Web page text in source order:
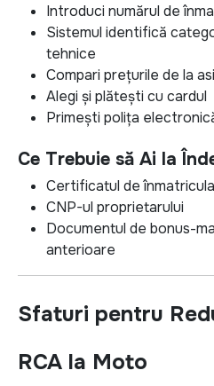
Introduci numărul de
Sistemul identifică
tehnice
Compari prețurile de la
Alegi și plătești cu cardul
Primești polița
Ce Trebuie să Ai la
Certificatul de
CNP-ul proprietarului
Documentul de bonus-
anterioare
Sfaturi pentru
RCA la Moto